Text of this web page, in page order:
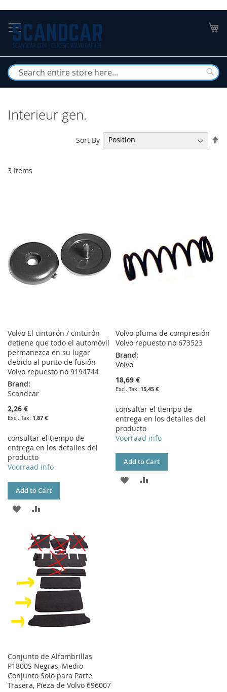
to
Content
Interieur gen.
3 Items
Sort By
Volvo El cinturón / cinturón
detiene que todo el automóvil
permanezca en su lugar
debido al punto de fusión
Volvo repuesto no 9194744
Brand:
Scandcar
2,26 €
1,87 €
consultar el tiempo de
entrega en los detalles del
producto
Voorraad info
Add to Cart
ADD
WISH
LIST
COMPARE
Volvo pluma de compresión
Volvo repuesto no 673523
Brand:
Volvo
18,69 €
15,45 €
consultar el tiempo de
entrega en los detalles del
producto
Voorraad info
Add to Cart
ADD
Conjunto de Alfombrillas
P1800S Negras, Medio
Conjunto Solo para Parte
Trasera, Pieza de Volvo 696007